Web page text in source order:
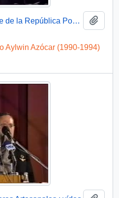
Recepción del Presidente de la República Popular China : video
Aylwin Azócar (1990-1994)